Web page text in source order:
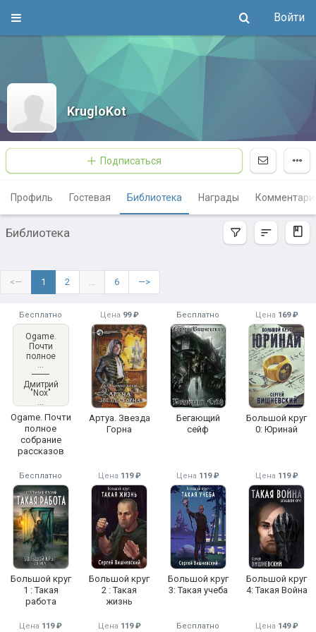
Войти
KrugloKot
Подписаться
Профиль Гостевая Библиотека Награды
Библиотека
<— 1 2 … 6 —>
Бесплатно
Ogame.
Почти
полное
собрание
рассказов
Дмитрий
"Nox"
Ogame. Почти
полное
собрание
рассказов
Цена 99 ₽
Артуа. Звезда
Горна
Бесплатно
Бегающий
сейф
Цена 169 ₽
Большой круг
0: Юринай
Бесплатно
Большой круг
1 : Такая
работа
Цена 119 ₽
Большой круг
2 : Такая
жизнь
Цена 119 ₽
Большой круг
3: Такая учеба
Цена 119 ₽
Большой круг
4: Такая Война
Цена 119 ₽ Цена 119 ₽ Бесплатно Цена 149 ₽